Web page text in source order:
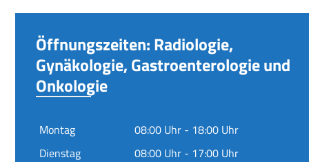
Öffnungszeiten: Radiologie,
Gynäkologie, Gastroenterologie und
Onkologie
Montag
08:00 Uhr - 18:00 Uhr
Dienstag
08:00 Uhr - 17:00 Uhr